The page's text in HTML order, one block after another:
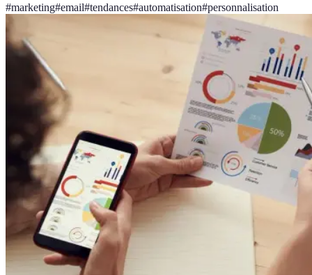
#marketing#email#tendances#automatisation#personnalisation